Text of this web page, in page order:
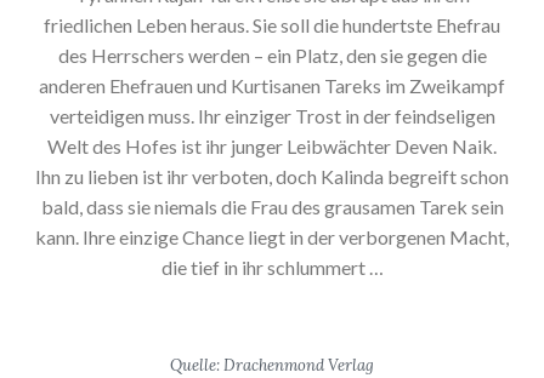
friedlichen Leben heraus. Sie soll die hundertste Ehefrau
des Herrschers werden – ein Platz, den sie gegen die
anderen Ehefrauen und Kurtisanen Tareks im Zweikampf
verteidigen muss. Ihr einziger Trost in der feindseligen
Welt des Hofes ist ihr junger Leibwächter Deven Naik.
Ihn zu lieben ist ihr verboten, doch Kalinda begreift schon
bald, dass sie niemals die Frau des grausamen Tarek sein
kann. Ihre einzige Chance liegt in der verborgenen Macht,
die tief in ihr schlummert …
Quelle: Drachenmond Verlag